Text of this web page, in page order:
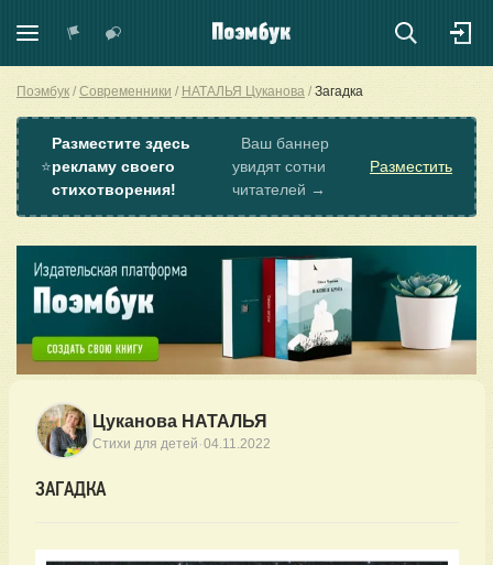
Поэмбук Современники НАТАЛЬЯ Цуканова Загадка
⭐
Разместите здесь
рекламу своего
стихотворения!
Ваш баннер
увидят сотни
читателей →
Разместить
Цуканова НАТАЛЬЯ
Стихи для детей ·04.11.2022
ЗАГАДКА